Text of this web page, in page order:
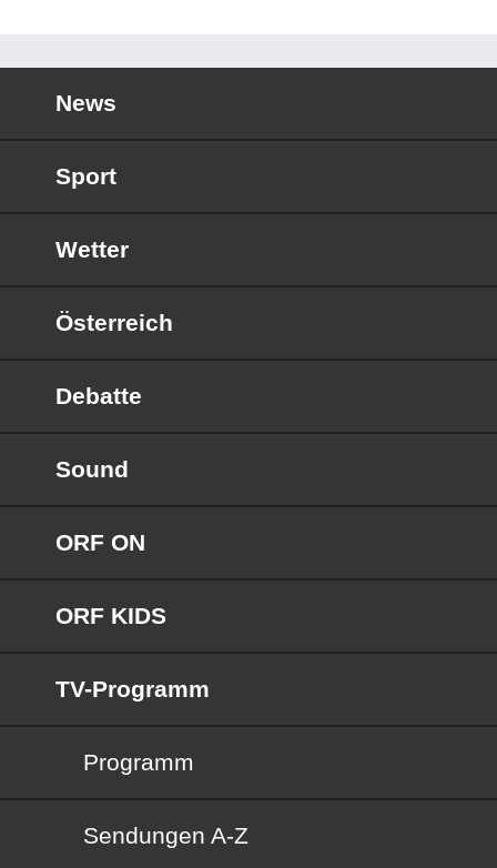
News
Sport
Wetter
Österreich
Debatte
Sound
ORF ON
ORF KIDS
TV-Programm
Programm
Sendungen von A bis Z
Sendungen A-Z